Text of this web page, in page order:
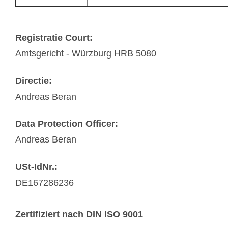
Registratie Court:
Amtsgericht - Würzburg HRB 5080
Directie:
Andreas Beran
Data Protection Officer:
Andreas Beran
USt-IdNr.:
DE167286236
Zertifiziert nach DIN ISO 9001